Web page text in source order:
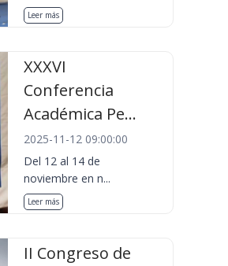
Leer más
XXXVI
Conferencia
Académica Pe...
2025-11-12 09:00:00
Del 12 al 14 de
noviembre en n...
Leer más
II Congreso de